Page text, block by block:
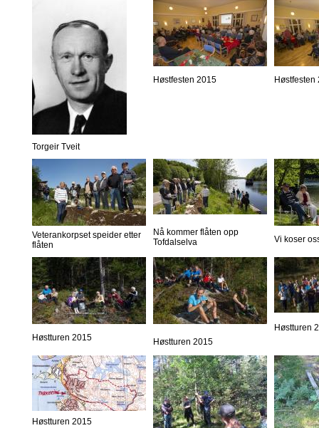
Torgeir Tveit
Høstfesten 2015 Høstfesten
Veterankorpset speider etter
flåten
Nå kommer flåten opp
Tofdalselva
Vi koser
Høstturen 2015 Høstturen 2015
Høstturen
Høstturen 2015